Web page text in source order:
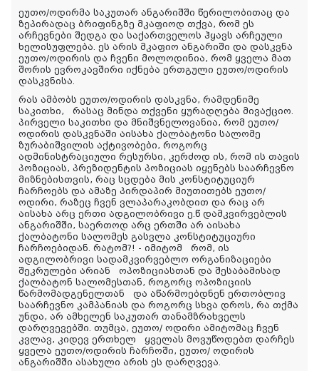
ეუთო/ოდირმა საკუთარ ანგარიშში წერილობითაც და
ზეპირადაც ბრიფინგზე მკაფიოდ თქვა, რომ ეს
არჩევნები შედგა და საქართველოს ჰყავს არჩეული
ხელისუფლება. ეს არის მკაფიო ანგარიში და დასკვნა
ეუთო/ოდირის და ჩვენი მოლოდინია, რომ ყველა მათ
შორის ევროკავშირი იქნება ერთგული ეუთო/ოდირის
დასკვნისა.
რას ამბობს ეუთო/ოდირის დასკვნა, რამდენიმე
საკითხი, რასაც მინდა თქვენი ყურადღება მივაქციო.
პირველი საკითხი და მნიშვნელოვანია, რომ ეუთო/
ოდირის დასკვნაში აისახა ქალბატონი სალომე
ზურაბიშვილის აქტივობები, როგორც
ადმინისტრაციული რესურსი, კერძოდ ის, რომ ის თავის
პოზიციას, პრეზიდენტის პოზიციას იყენებს საარჩევნო
მიზნებისთვის, რაც სცდება მის კონსტიტუციურ
ჩარჩოებს და ამაზე პირდაპირ მიუთითებს ეუთო/
ოდირი, რაზეც ჩვენ ვლაპარაკობდით და რაც არ
აისახა არც ერთი ადგილობრივი ე.წ დამკვირვებლის
ანგარიშში, საერთოდ არც ერთში არ აისახა
ქალბატონი სალომეს გასვლა კონსტიტუციური
ჩარჩოებიდან. რატომ?! - იმიტომ რომ, ის
ადგილობრივი სადამკვირვებლო ორგანიზაციები
შეკრულები არიან ოპოზიციასთან და შესაბამისად
ქალბატონ სალომესთან, როგორც ოპოზიციის
წარმომადგენელთან და აწარმოებდნენ ერთობლივ
საარჩევნო კამპანიას და როგორც სხვა დროს, რა თქმა
უნდა, არ ამხელენ საკუთარ თანამზრახველს
დარღვევებში. თუმცა, ეუთო/ ოდირი ამიტომაც ჩვენ
კვლავ, კიდევ ერთხელ ყველას მოვუწოდებთ დარჩეს
ყველა ეუთო/ოდირის ჩარჩოში, ეუთო/ ოდირის
ანგარიშში ასახული არის ეს დარღვევა.